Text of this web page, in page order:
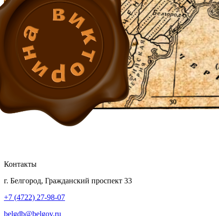
Контакты
г. Белгород, Гражданский проспект 33
+7 (4722) 27-98-07
belgdb@belgov.ru